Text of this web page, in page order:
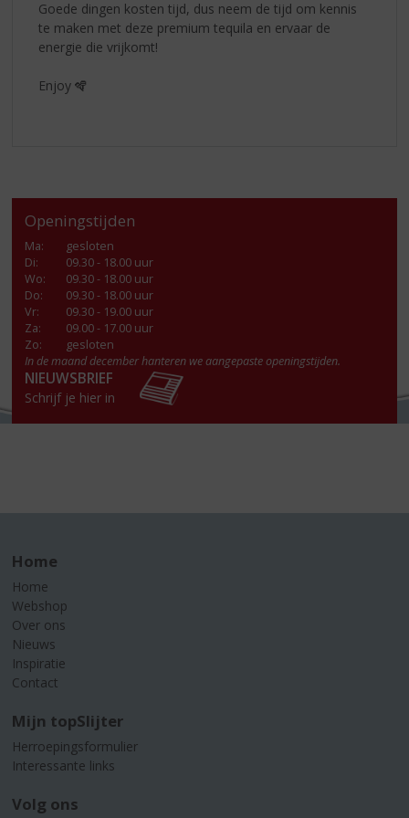
Goede dingen kosten tijd, dus neem de tijd om kennis
te maken met deze premium tequila en ervaar de
energie die vrijkomt!
Enjoy 🪇
Openingstijden
Ma:
gesloten
Di:
09.30 - 18.00 uur
Wo:
09.30 - 18.00 uur
Do:
09.30 - 18.00 uur
Vr:
09.30 - 19.00 uur
Za:
09.00 - 17.00 uur
Zo:
gesloten
In de maand december hanteren we aangepaste openingstijden.
NIEUWSBRIEF
Schrijf je hier in
Home
Home
Webshop
Over ons
Nieuws
Inspiratie
Contact
Mijn topSlijter
Herroepingsformulier
Interessante links
Volg ons